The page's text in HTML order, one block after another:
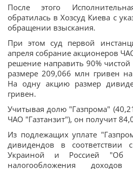
После этого
обратилась в Хозсуд Киева с
обращении взыскания.
При этом суд первой
апреля собрание акционеров
решение направить 90%
размере 209,066 млн гривен
На одну акцию размер
гривен.
Учитывая долю "Газпрома"
ЧАО "Газтанзит"), он получит
Из подлежащих уплате
дивидендов в соответствии
Украиной и Россией "Об
налогообложения